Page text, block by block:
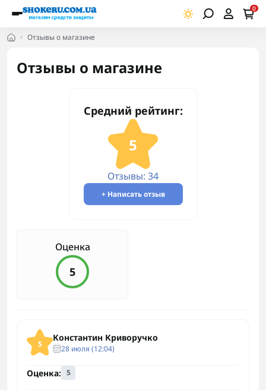
0
Отзывы о магазине
Отзывы о магазине
Средний рейтинг:
5
Отзывы: 34
+ Написать отзыв
Оценка
5
5
Константин Криворучко
28 июля (12:04)
Оценка: 5